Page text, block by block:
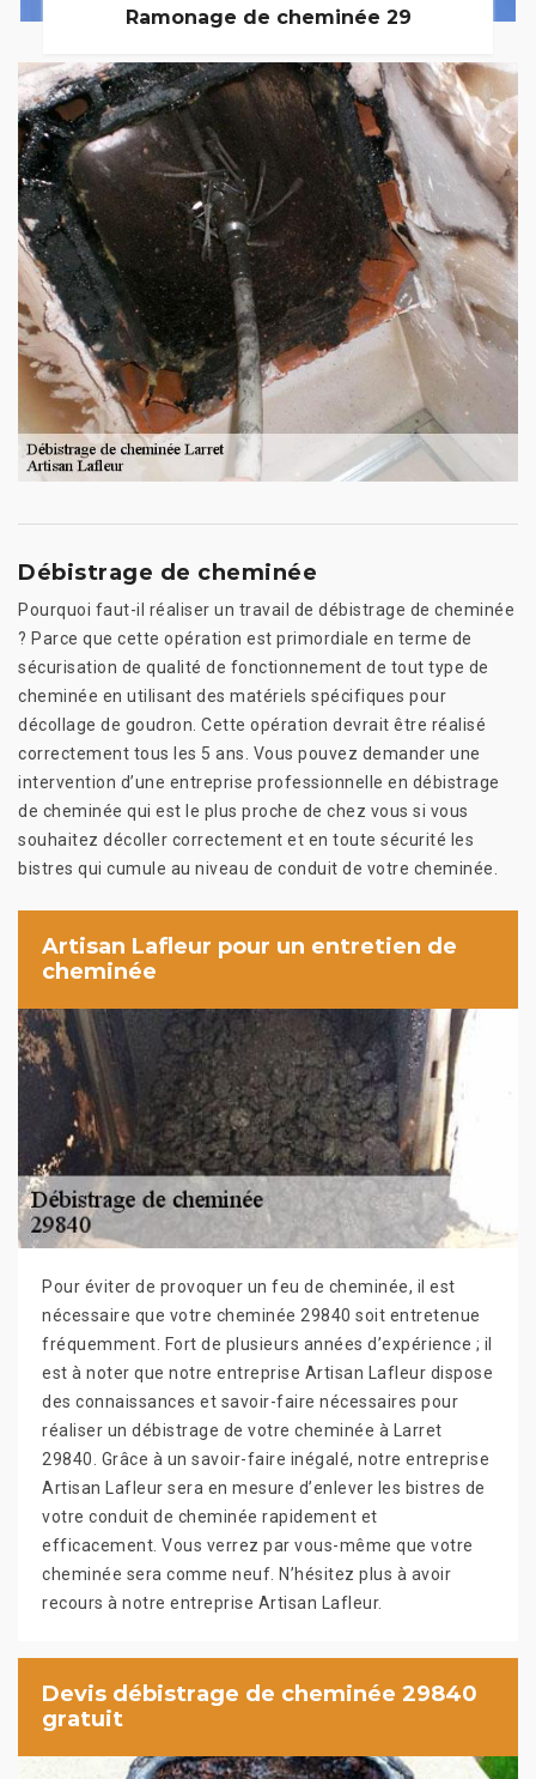
Ramonage de cheminée 29
Débistrage de cheminée
Pourquoi faut-il réaliser un travail de débistrage de cheminée
? Parce que cette opération est primordiale en terme de
sécurisation de qualité de fonctionnement de tout type de
cheminée en utilisant des matériels spécifiques pour
décollage de goudron. Cette opération devrait être réalisé
correctement tous les 5 ans. Vous pouvez demander une
intervention d’une entreprise professionnelle en débistrage
de cheminée qui est le plus proche de chez vous si vous
souhaitez décoller correctement et en toute sécurité les
bistres qui cumule au niveau de conduit de votre cheminée.
Artisan Lafleur pour un entretien de
cheminée
Pour éviter de provoquer un feu de cheminée, il est
nécessaire que votre cheminée 29840 soit entretenue
fréquemment. Fort de plusieurs années d’expérience ; il
est à noter que notre entreprise Artisan Lafleur dispose
des connaissances et savoir-faire nécessaires pour
réaliser un débistrage de votre cheminée à Larret
29840. Grâce à un savoir-faire inégalé, notre entreprise
Artisan Lafleur sera en mesure d’enlever les bistres de
votre conduit de cheminée rapidement et
efficacement. Vous verrez par vous-même que votre
cheminée sera comme neuf. N’hésitez plus à avoir
recours à notre entreprise Artisan Lafleur.
Devis débistrage de cheminée 29840
gratuit